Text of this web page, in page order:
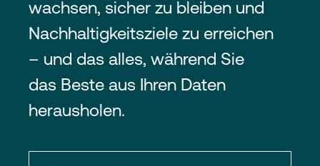
wachsen, sicher zu bleiben und
Nachhaltigkeitsziele zu erreichen
– und das alles, während Sie
das Beste aus Ihren Daten
herausholen.